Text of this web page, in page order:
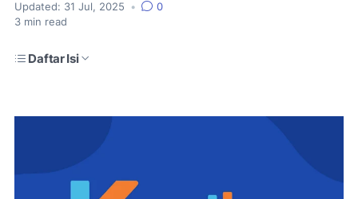
Updated: 31 Jul, 2025 •
0
3 min read
Daftar Isi